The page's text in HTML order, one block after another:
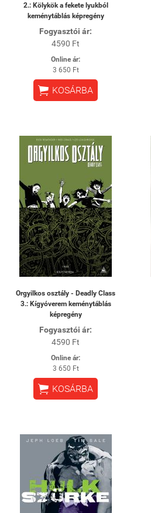
2.: Kölykök a fekete lyukból
keménytáblás képregény
Fogyasztói ár:
4590 Ft
Online ár:
3 650 Ft
 KOSÁRBA
Orgyilkos osztály - Deadly Class
3.: Kígyóverem keménytáblás
képregény
Fogyasztói ár:
4590 Ft
Online ár:
3 650 Ft
 KOSÁRBA